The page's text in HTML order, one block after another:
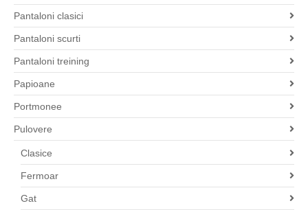
Pantaloni clasici
Pantaloni scurti
Pantaloni treining
Papioane
Portmonee
Pulovere
Clasice
Fermoar
Gat